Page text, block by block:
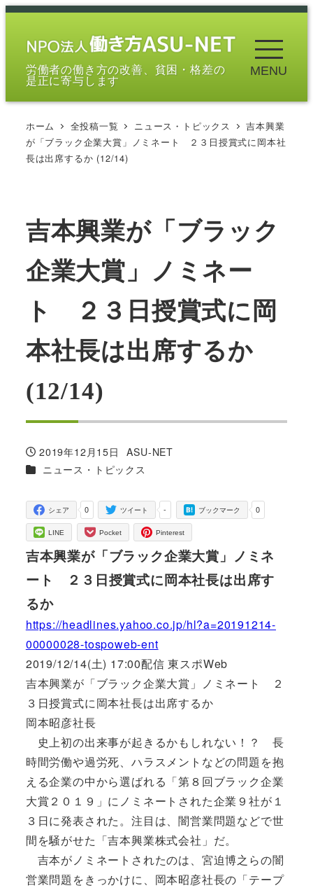
メ
労働者の働き方の改善、貧困・格差の
是正に寄与します
MENU
ホーム 全投稿一覧 ニュース・トピックス
吉本興業
が「ブラック企業大賞」ノミネート ２３日授賞式に岡本社
長は出席するか (12/14)
吉本興業が「ブラック
企業大賞」ノミネー
ト ２３日授賞式に岡
本社長は出席するか
(12/14)
投稿日
2019年12月15日
著
者
ASU-NET
カテゴリー
ニュース・トピックス
0
シェア -
ツイート 0
ブックマーク
LINE Pocket Pinterest
吉本興業が「ブラック企業大賞」ノミネ
ート ２３日授賞式に岡本社長は出席す
るか
https://headlines.yahoo.co.jp/hl?a=20191214-
00000028-tospoweb-ent
2019/12/14(土) 17:00配信 東スポWeb
吉本興業が「ブラック企業大賞」ノミネート ２
３日授賞式に岡本社長は出席するか
岡本昭彦社長
史上初の出来事が起きるかもしれない！？ 長
時間労働や過労死、ハラスメントなどの問題を抱
える企業の中から選ばれる「第８回ブラック企業
大賞２０１９」にノミネートされた企業９社が１
３日に発表された。注目は、闇営業問題などで世
間を騒がせた「吉本興業株式会社」だ。
吉本がノミネートされたのは、宮迫博之らの闇
営業問題をきっかけに、岡本昭彦社長の「テープ